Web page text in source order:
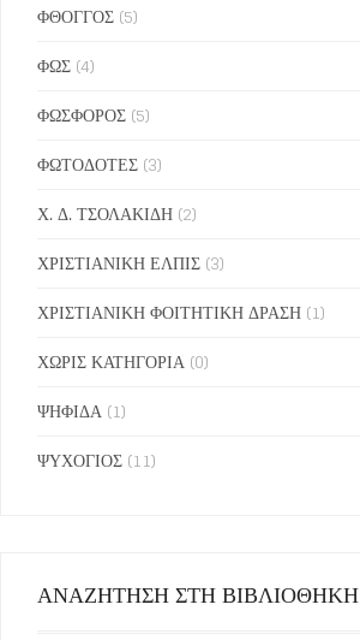
ΦΘΟΓΓΟΣ (5)
ΦΩΣ (4)
ΦΩΣΦΟΡΟΣ (5)
ΦΩΤΟΔΟΤΕΣ (3)
Χ. Δ. ΤΣΟΛΑΚΙΔΗ (2)
ΧΡΙΣΤΙΑΝΙΚΗ ΕΛΠΙΣ (3)
ΧΡΙΣΤΙΑΝΙΚΗ ΦΟΙΤΗΤΙΚΗ ΔΡΑΣΗ (1)
ΧΩΡΙΣ ΚΑΤΗΓΟΡΙΑ (0)
ΨΗΦΙΔΑ (1)
ΨΥΧΟΓΙΟΣ (11)
ΑΝΑΖΗΤΗΣΗ ΣΤΗ ΒΙΒΛΙΟΘΗΚΗ